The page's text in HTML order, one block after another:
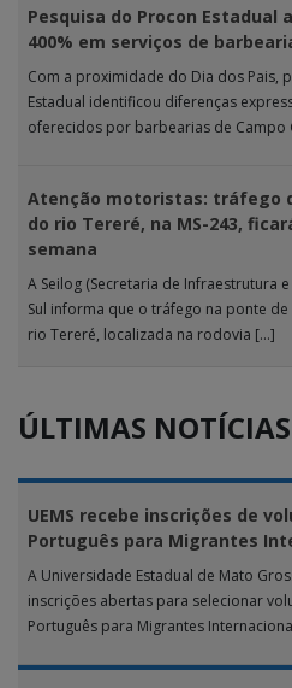
Pesquisa do Procon
400% em serviços de
Com a proximidade do Dia dos Pais,
Estadual identificou diferenças
oferecidos por barbearias de Campo
Atenção motoristas: tráfego
do rio Tereré, na MS-243,
semana
A Seilog (Secretaria de Infraestrutura
Sul informa que o tráfego na ponte
rio Tereré, localizada na rodovia […]
ÚLTIMAS NOTÍCIAS
UEMS recebe inscrições de
Português para Migrantes
A Universidade Estadual de Mato
inscrições abertas para selecionar
Português para Migrantes